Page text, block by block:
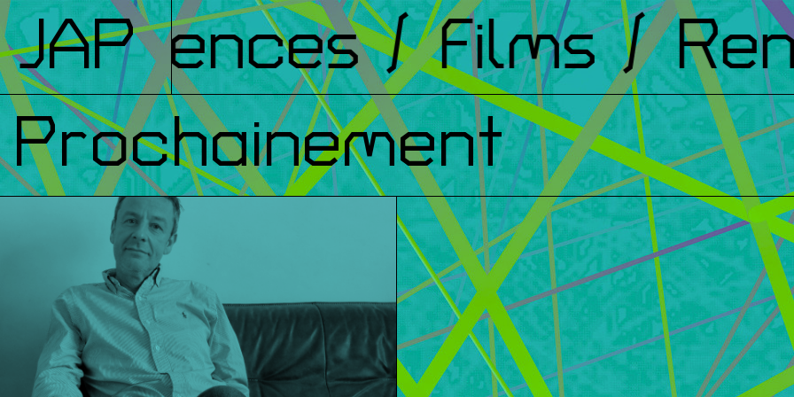
JAP / Films /
Prochainement